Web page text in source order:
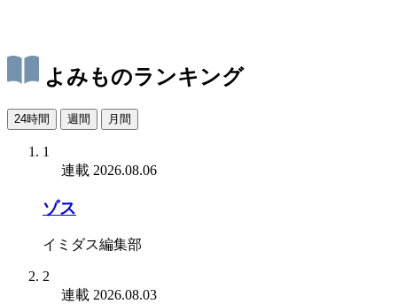
よみものランキング
24時間 週間 月間
1
連載 2026.08.06
ゾス
イミダス編集部
2
連載 2026.08.03